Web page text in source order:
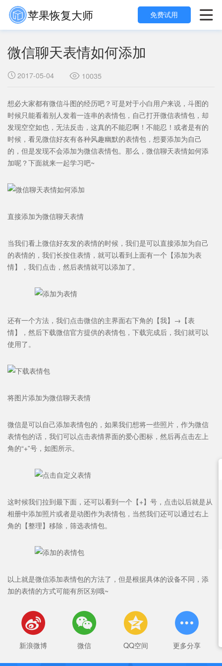
苹果恢复大师 
免费试用
微信聊天表情如何添加
 2017-05-04  10035
想必大家都有微信斗图的经历吧？可是对于小白用户来说，斗图的
时候只能看着别人发着一连串的表情包，自己打开微信表情包，却
发现空空如也，无法反击，这真的不能忍啊！不能忍！或者是有的
时候，看见微信好友有各种风趣幽默的表情包，想要添加为自己
的，但是发现不会添加为微信表情包。那么，微信聊天表情如何添
加呢？下面就来一起学习吧~
直接添加为微信聊天表情
当我们看上微信好友发的表情的时候，我们是可以直接添加为自己
的表情的，我们长按住表情，就可以看到上面有一个【添加为表
情】，我们点击，然后表情就可以添加了。
还有一个方法，我们点击微信的主界面右下角的【我】→【表
情】，然后下载微信官方提供的表情包，下载完成后，我们就可以
使用了。
将图片添加为微信聊天表情
微信是可以自己添加表情包的，如果我们想将一些照片，作为微信
表情包的话，我们可以点击表情界面的爱心图标，然后再点击左上
角的“+”号，如图所示。
这时候我们拉到最下面，还可以看到一个【+】号，点击以后就是从
相册中添加照片或者是动图作为表情包，当然我们还可以通过右上
角的【整理】移除，筛选表情包。
以上就是微信添加表情包的方法了，但是根据具体的设备不同，添
加的表情的方式可能有所区别哦~

新浪微博

微信

QQ空间

更多分享